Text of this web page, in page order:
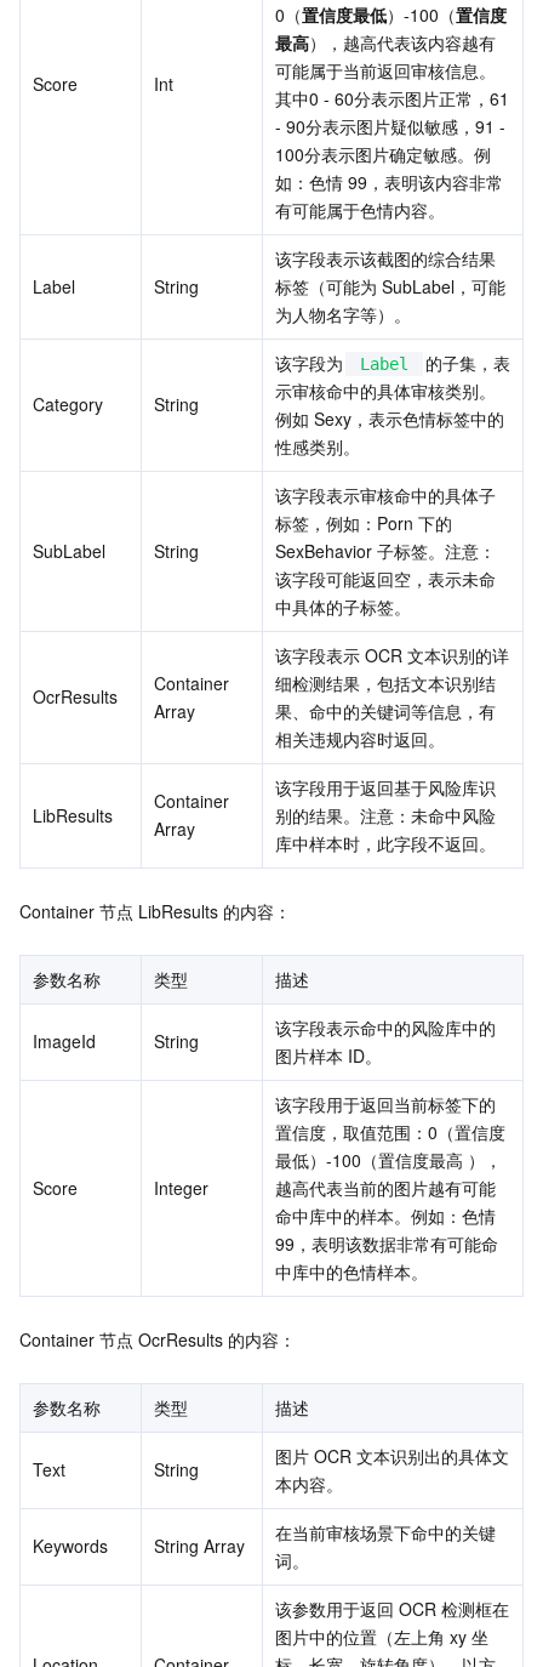
Score Int
0（置信度最低）-100（置信度
最高），越高代表该内容越有
可能属于当前返回审核信息。
其中0 - 60分表示图片正常，61
- 90分表示图片疑似敏感，91 -
100分表示图片确定敏感。例
如：色情 99，表明该内容非常
有可能属于色情内容。
Label String
该字段表示该截图的综合结果
标签（可能为 SubLabel，可能
为人物名字等）。
Category String
该字段为 Label
的子集，表
示审核命中的具体审核类别。
例如 Sexy，表示色情标签中的
性感类别。
SubLabel String
该字段表示审核命中的具体子
标签，例如：Porn 下的
SexBehavior 子标签。注意：
该字段可能返回空，表示未命
中具体的子标签。
OcrResults
Container
Array
该字段表示 OCR 文本识别的详
细检测结果，包括文本识别结
果、命中的关键词等信息，有
相关违规内容时返回。
LibResults
Container
Array
该字段用于返回基于风险库识
别的结果。注意：未命中风险
库中样本时，此字段不返回。
Container 节点 LibResults 的内容：
参数名称 类型 描述
ImageId String
该字段表示命中的风险库中的
图片样本 ID。
Score Integer
该字段用于返回当前标签下的
置信度，取值范围：0（置信度
最低）-100（置信度最高 ），
越高代表当前的图片越有可能
命中库中的样本。例如：色情
99，表明该数据非常有可能命
中库中的色情样本。
Container 节点 OcrResults 的内容：
参数名称 类型 描述
Text String
图片 OCR 文本识别出的具体文
本内容。
Keywords String Array
在当前审核场景下命中的关键
词。
该参数用于返回 OCR 检测框在
图片中的位置（左上角 xy 坐